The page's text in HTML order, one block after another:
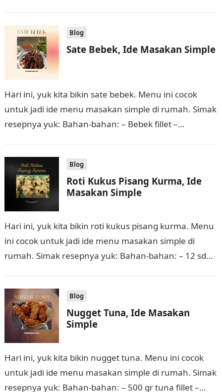
Blog
Sate Bebek, Ide Masakan Simple
Hari ini, yuk kita bikin sate bebek. Menu ini cocok
untuk jadi ide menu masakan simple di rumah. Simak
resepnya yuk: Bahan-bahan: – Bebek fillet –
Blog
Roti Kukus Pisang Kurma, Ide
Masakan Simple
Hari ini, yuk kita bikin roti kukus pisang kurma. Menu
ini cocok untuk jadi ide menu masakan simple di
rumah. Simak resepnya yuk: Bahan-bahan: – 12 sdm
Blog
Nugget Tuna, Ide Masakan
Simple
Hari ini, yuk kita bikin nugget tuna. Menu ini cocok
untuk jadi ide menu masakan simple di rumah. Simak
resepnya yuk: Bahan-bahan: – 500 gr tuna fillet –…